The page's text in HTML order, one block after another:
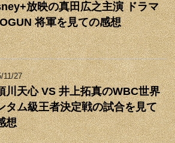
放映の真田広之主演 ドラマ
将軍を見ての感想
11/27
川天心 VS 井上拓真のWBC世界
タム級王者決定戦の試合を見て
想